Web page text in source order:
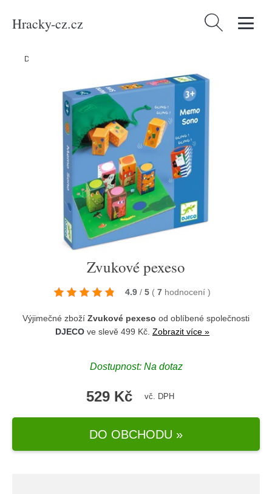
Hracky-cz.cz Vyhledávání
Domů
Zvukové pexeso
4.9 / 5 ( 7 hodnocení )
Výjimečné zboží Zvukové pexeso od oblíbené společnosti
DJECO ve slevě 499 Kč. Zobrazit více »
Dostupnost: Na dotaz
529 Kč vč. DPH
DO OBCHODU »